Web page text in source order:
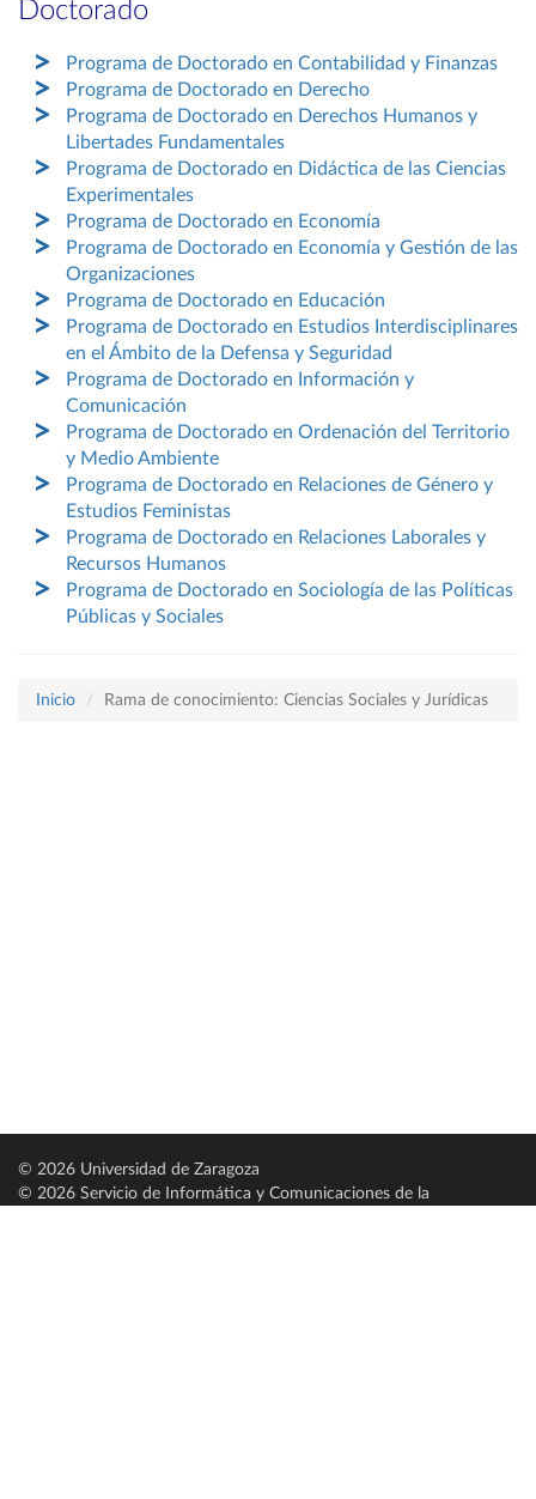
Doctorado
Programa de Doctorado en Contabilidad y Finanzas
Programa de Doctorado en Derecho
Programa de Doctorado en Derechos Humanos y
Libertades Fundamentales
Programa de Doctorado en Didáctica de las Ciencias
Experimentales
Programa de Doctorado en Economía
Programa de Doctorado en Economía y Gestión de las
Organizaciones
Programa de Doctorado en Educación
Programa de Doctorado en Estudios Interdisciplinares
en el Ámbito de la Defensa y Seguridad
Programa de Doctorado en Información y
Comunicación
Programa de Doctorado en Ordenación del Territorio
y Medio Ambiente
Programa de Doctorado en Relaciones de Género y
Estudios Feministas
Programa de Doctorado en Relaciones Laborales y
Recursos Humanos
Programa de Doctorado en Sociología de las Políticas
Públicas y Sociales
Inicio Rama de conocimiento: Ciencias Sociales y Jurídicas
© 2026 Universidad de Zaragoza
© 2026 Servicio de Informática y Comunicaciones de la